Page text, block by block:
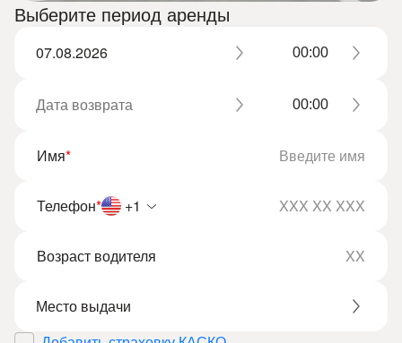
Выберите период аренды
Имя*
Телефон* +1
Возраст водителя